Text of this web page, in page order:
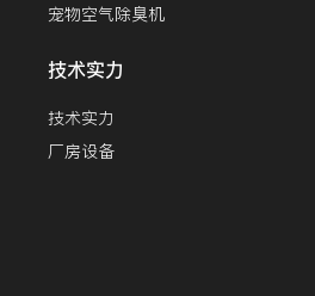
宠物空气除臭机
技术实力
技术实力
厂房设备